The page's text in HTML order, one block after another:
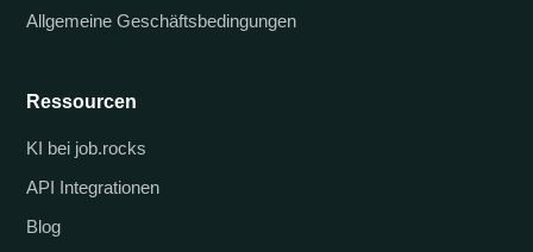
Allgemeine Geschäftsbedingungen
Ressourcen
KI bei job.rocks
API Integrationen
Blog